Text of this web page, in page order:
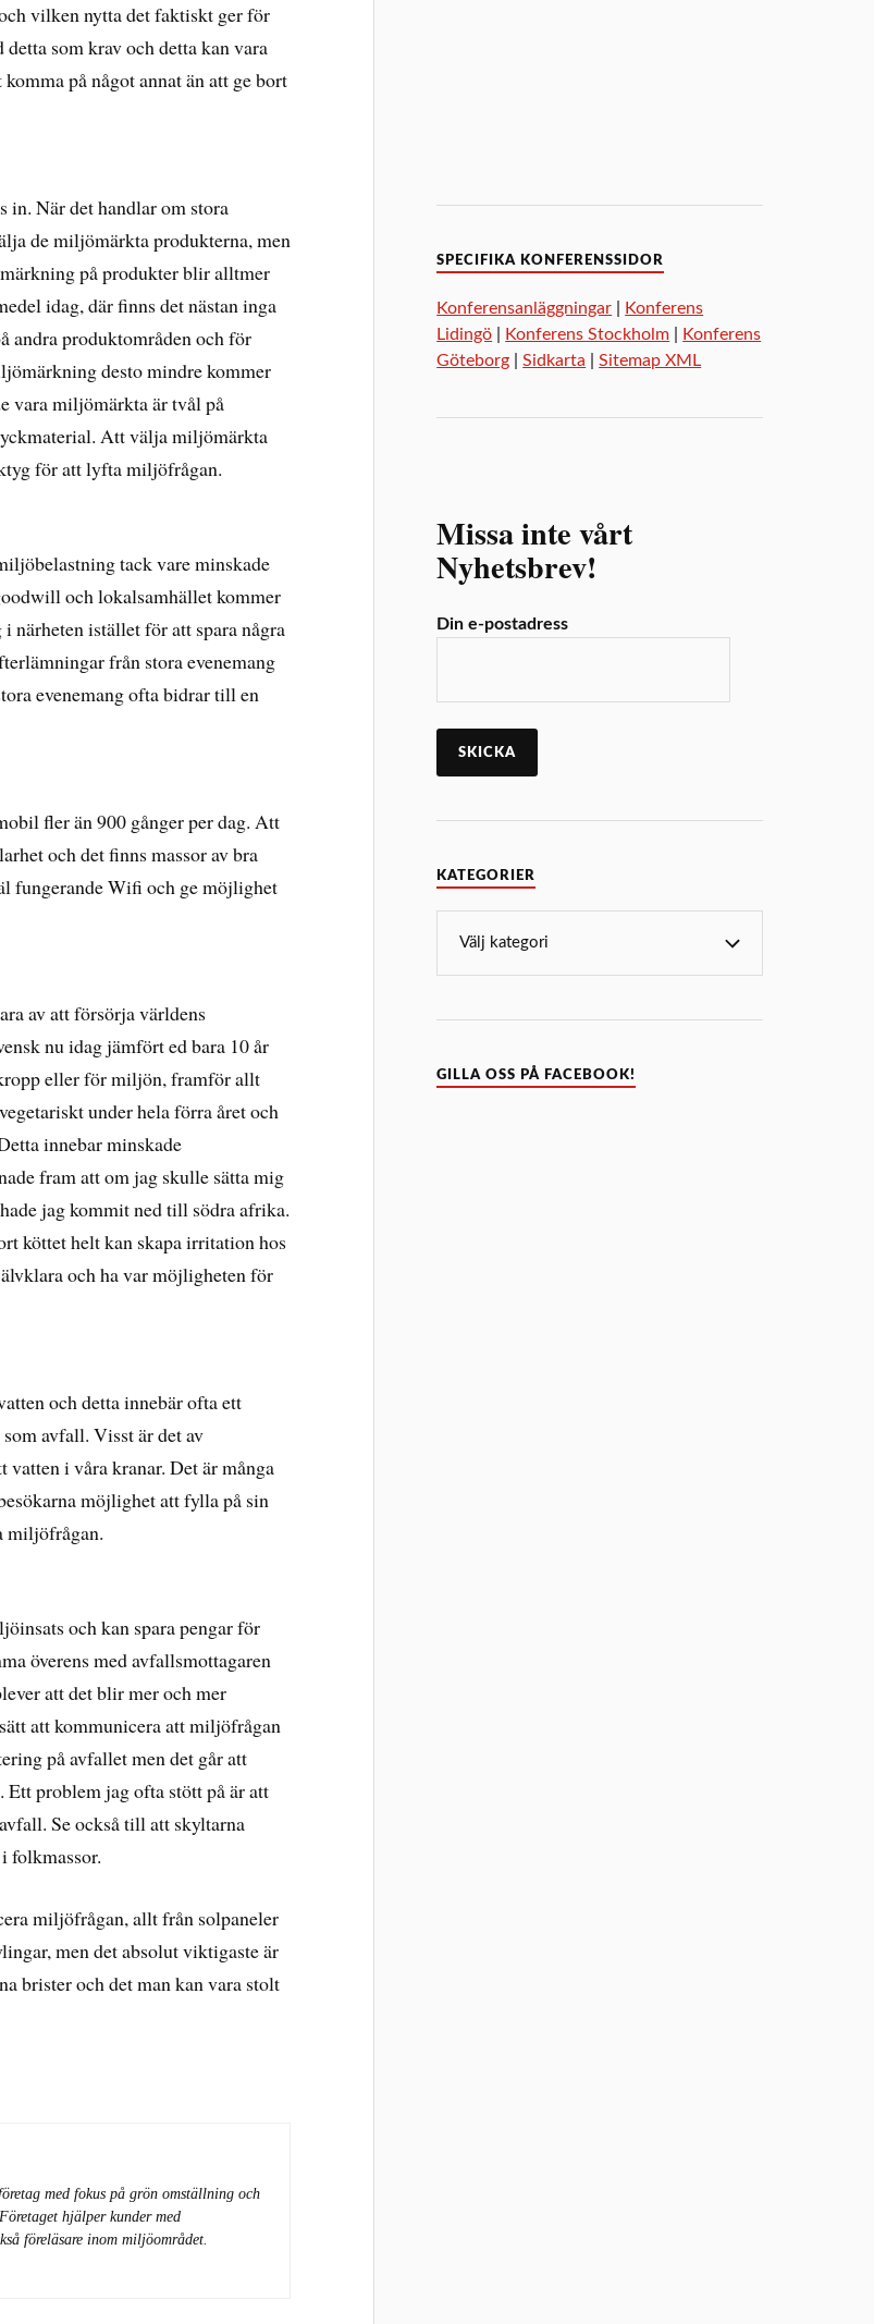
vilken nytta det faktiskt ger för
som krav och detta kan vara
på något annat än att ge bort
in. När det handlar om stora
de miljömärkta produkterna, men
på produkter blir alltmer
idag, där finns det nästan inga
andra produktområden och för
desto mindre kommer
vara miljömärkta är tvål på
Att välja miljömärkta
för att lyfta miljöfrågan.
tack vare minskade
och lokalsamhället kommer
närheten istället för att spara några
från stora evenemang
evenemang ofta bidrar till en
fler än 900 gånger per dag. Att
och det finns massor av bra
fungerande Wifi och ge möjlighet
av att försörja världens
nu idag jämfört ed bara 10 år
eller för miljön, framför allt
under hela förra året och
innebar minskade
fram att om jag skulle sätta mig
jag kommit ned till södra afrika.
köttet helt kan skapa irritation hos
och ha var möjligheten för
och detta innebär ofta ett
avfall. Visst är det av
i våra kranar. Det är många
möjlighet att fylla på sin
miljöfrågan.
och kan spara pengar för
överens med avfallsmottagaren
att det blir mer och mer
att kommunicera att miljöfrågan
på avfallet men det går att
problem jag ofta stött på är att
Se också till att skyltarna
folkmassor.
miljöfrågan, allt från solpaneler
men det absolut viktigaste är
brister och det man kan vara stolt
med fokus på grön omställning och
hjälper kunder med
föreläsare inom miljöområdet.
SPECIFIKA KONFERENSSIDOR
Konferensanläggningar
Konferens
Lidingö
Konferens Stockholm
Konferens
Göteborg |Sidkarta |Sitemap XML
Missa inte vårt
Nyhetsbrev!
Din e-postadress
KATEGORIER
GILLA OSS PÅ FACEBOOK!